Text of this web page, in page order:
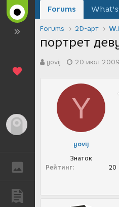
ГАЛЕРЕЯ
ПУБЛИКАЦИИ
Forums
Forums 2D-арт
портрет
в
yovij
а
а
о
и
я
20 июл 2009
Y
yovij
Знаток
Рейтинг
20